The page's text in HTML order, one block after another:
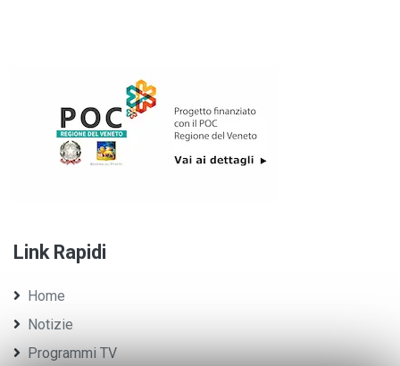
Link Rapidi
Home
Notizie
Programmi TV